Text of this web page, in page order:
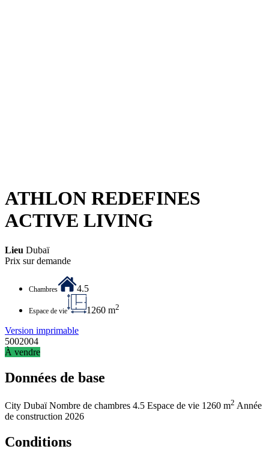
ATHLON REDEFINES
ACTIVE LIVING
Lieu Dubaï
Prix sur demande
Chambres 4.5
Espace de vie 1260 m2
Version imprimable
5002004
À vendre
Données de base
City Dubaï Nombre de chambres 4.5 Espace de vie 1260 m2 Année
de construction 2026
Conditions